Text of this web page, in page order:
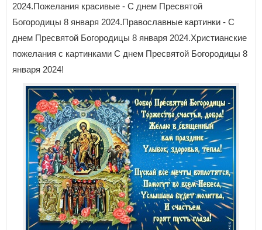
2024.Пожелания красивые - С днем Пресвятой
Богородицы 8 января 2024.Православные картинки - С
днем Пресвятой Богородицы 8 января 2024.Христианские
пожелания с картинками С днем Пресвятой Богородицы 8
января 2024!